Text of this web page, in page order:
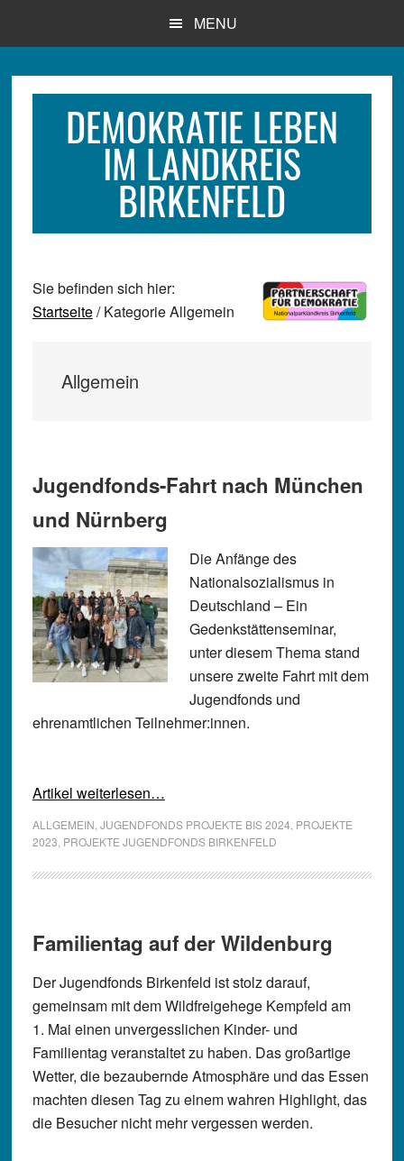
MENU
DEMOKRATIE LEBEN
IM LANDKREIS
BIRKENFELD
Sie befinden sich hier:
Startseite/ Kategorie Allgemein
Allgemein
Jugendfonds-Fahrt nach München
und Nürnberg
Die Anfänge des
Nationalsozialismus in
Deutschland – Ein
Gedenkstättenseminar,
unter diesem Thema stand
unsere zweite Fahrt mit dem
Jugendfonds und
ehrenamtlichen Teilnehmer:innen.
Artikel weiterlesen…
ALLGEMEIN JUGENDFONDS PROJEKTE BIS 2024 PROJEKTE
2023 PROJEKTE JUGENDFONDS BIRKENFELD
Familientag auf der Wildenburg
Der Jugendfonds Birkenfeld ist stolz darauf,
gemeinsam mit dem Wildfreigehege Kempfeld am
1. Mai einen unvergesslichen Kinder- und
Familientag veranstaltet zu haben. Das großartige
Wetter, die bezaubernde Atmosphäre und das Essen
machten diesen Tag zu einem wahren Highlight, das
die Besucher nicht mehr vergessen werden.